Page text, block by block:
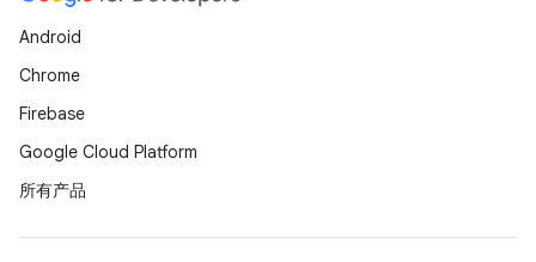
Android
Chrome
Firebase
Google Cloud Platform
所有产品